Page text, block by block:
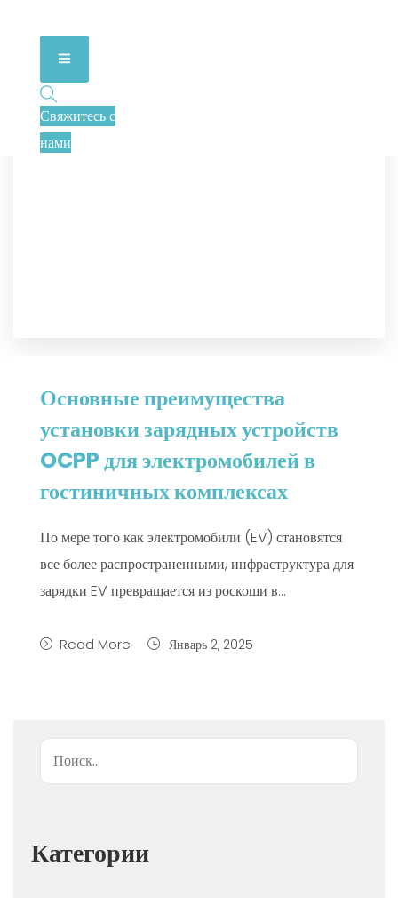
Свяжитесь с
нами
Основные преимущества
установки зарядных устройств
OCPP для электромобилей в
гостиничных комплексах
По мере того как электромобили (EV) становятся
все более распространенными, инфраструктура для
зарядки EV превращается из роскоши в...
Read More Январь 2, 2025
Поиск
Категории